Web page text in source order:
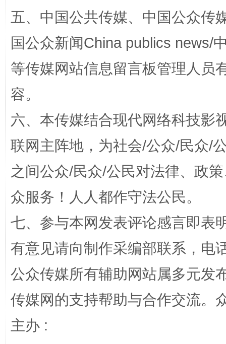
这是一记警钟！ 谢
五、中国公共传媒、中国公众传
国公众新闻China publics news/
等传媒网站信息留言板管理人员
容。
六、本传媒结合现代网络科技影
联网主阵地，为社会/公众/民众/
之间公众/民众/公民对法律、政
众服务！人人都作守法公民。
七、参与本网发表评论感言即表
有意见请向制作采编部联系，电
公众传媒所有辅助网站属多元发
传媒网的支持帮助与合作交流。
主办 :